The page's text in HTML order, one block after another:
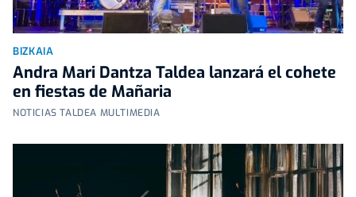
BIZKAIA
Andra Mari Dantza Taldea lanzará el cohete
en fiestas de Mañaria
NOTICIAS TALDEA MULTIMEDIA